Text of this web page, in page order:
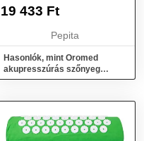
+ ÖKOPÁRNA
19 433 Ft
Pepita
Hasonlók, mint Oromed
akupresszúrás szőnyeg
tüskékkel + ökopárna